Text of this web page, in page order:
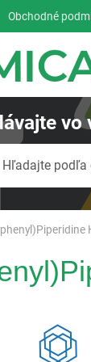
Obchodné
vo
Hľadajte podľa